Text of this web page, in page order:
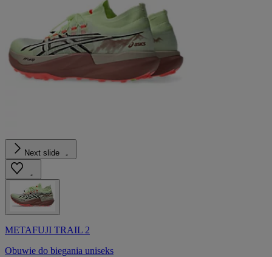
Next slide
METAFUJI TRAIL 2
Obuwie do biegania uniseks